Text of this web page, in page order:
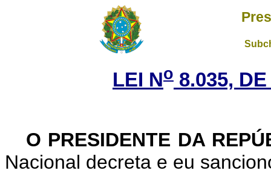
LEI No 8.035,
O PRESIDENTE DA
Nacional decreta e eu